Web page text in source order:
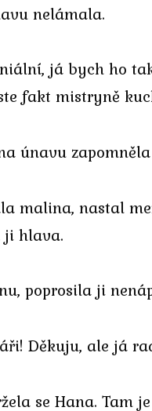
nelámala.
já bych ho
fakt mistryně
únavu
malina, nastal
hlava.
poprosila ji
Děkuju, ale já
se Hana. Tam